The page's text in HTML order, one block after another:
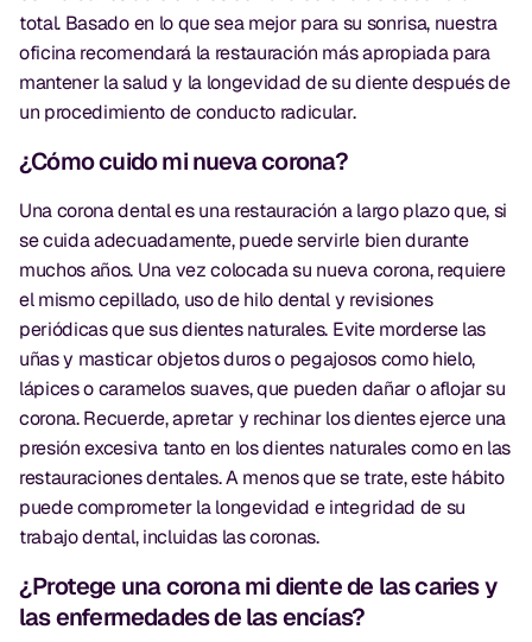
total. Basado en lo que sea mejor para su sonrisa, nuestra
oficina recomendará la restauración más apropiada para
mantener la salud y la longevidad de su diente después de
un procedimiento de conducto radicular.
¿Cómo cuido mi nueva corona?
Una corona dental es una restauración a largo plazo que, si
se cuida adecuadamente, puede servirle bien durante
muchos años. Una vez colocada su nueva corona, requiere
el mismo cepillado, uso de hilo dental y revisiones
periódicas que sus dientes naturales. Evite morderse las
uñas y masticar objetos duros o pegajosos como hielo,
lápices o caramelos suaves, que pueden dañar o aflojar su
corona. Recuerde, apretar y rechinar los dientes ejerce una
presión excesiva tanto en los dientes naturales como en las
restauraciones dentales. A menos que se trate, este hábito
puede comprometer la longevidad e integridad de su
trabajo dental, incluidas las coronas.
¿Protege una corona mi diente de las caries y
las enfermedades de las encías?